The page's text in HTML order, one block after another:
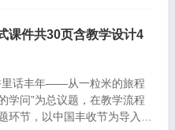
新课，提出议题，为学习新课
动做好铺垫
课件共30页含教学设计4
里话丰年——从一粒米的旅程
学问”为总议题，在教学流程
环节，以中国丰收节为导入，